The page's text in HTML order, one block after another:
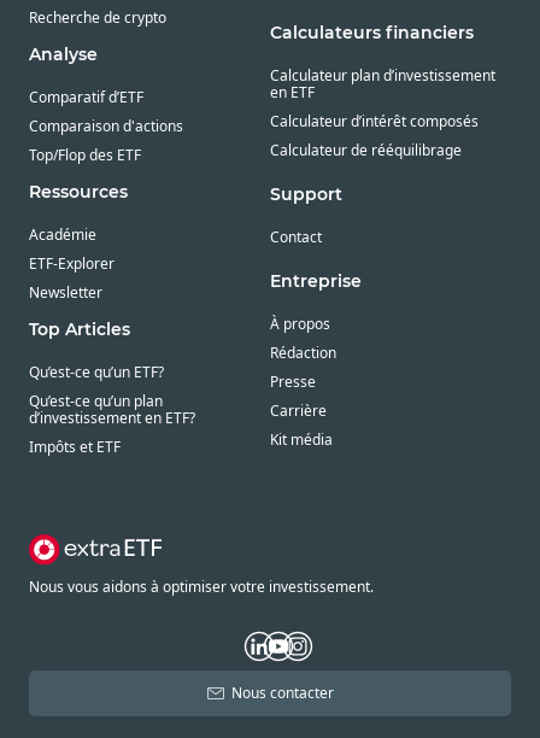
Recherche de crypto
Analyse
Comparatif d’ETF
Comparaison d'actions
Top/Flop des ETF
Ressources
Académie
ETF-Explorer
Newsletter
Top Articles
Qu’est-ce qu’un ETF?
Qu’est-ce qu’un plan
d’investissement en ETF?
Impôts et ETF
Calculateurs financiers
Calculateur plan d’investissement
en ETF
Calculateur d’intérêt composés
Calculateur de rééquilibrage
Support
Contact
Entreprise
À propos
Rédaction
Presse
Carrière
Kit média
Nous vous aidons à optimiser votre investissement.
Nous contacter